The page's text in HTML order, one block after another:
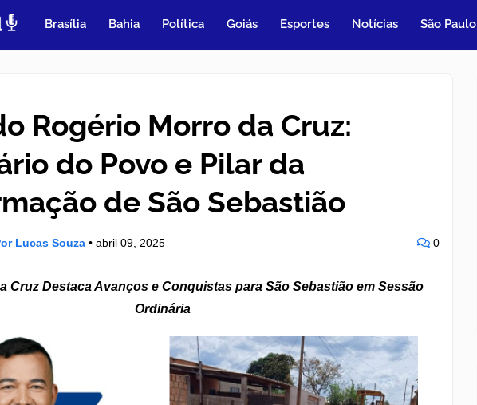
Brasília Bahia Política Goiás Esportes Notícias São Paulo
Rogério Morro da Cruz:
do Povo e Pilar da
de São Sebastião
Lucas Souza • abril 09, 2025 0
Cruz Destaca Avanços e Conquistas para São Sebastião em Sessão
Ordinária